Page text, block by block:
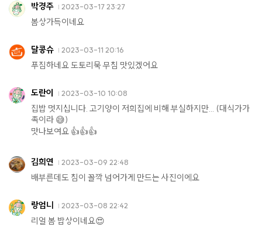
박경주 2023-03-17 23:27
봄상가득이네요
달콩슈 2023-03-11 20:16
푸짐하네요 도토리묵 무침 맛있겠어요
도란이 2023-03-10 10:08
집밥 멋지십니다. 고기양이 저희집에 비해 부실하지만... (대식가가
족이라 😅)
맛나보여요 👍👍👍
김희연 2023-03-09 22:48
배부른데도 침이 꼴깍 넘어가게 만드는 사진이에요
랑엄니 2023-03-08 22:42
리얼 봄 밥상이네요😍